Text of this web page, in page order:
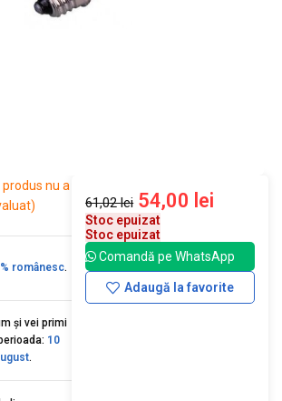
nu a
românesc.
și vei primi
10
.
61,02lei 54,00 lei
Stoc epuizat
Stoc epuizat
Comandă pe WhatsApp
Adaugă la favorite